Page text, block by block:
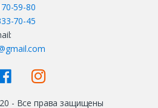
59-80
70-45
- Все права защищены